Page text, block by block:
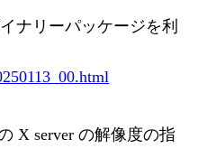
ナリーパッケージを利
X server の解像度の指